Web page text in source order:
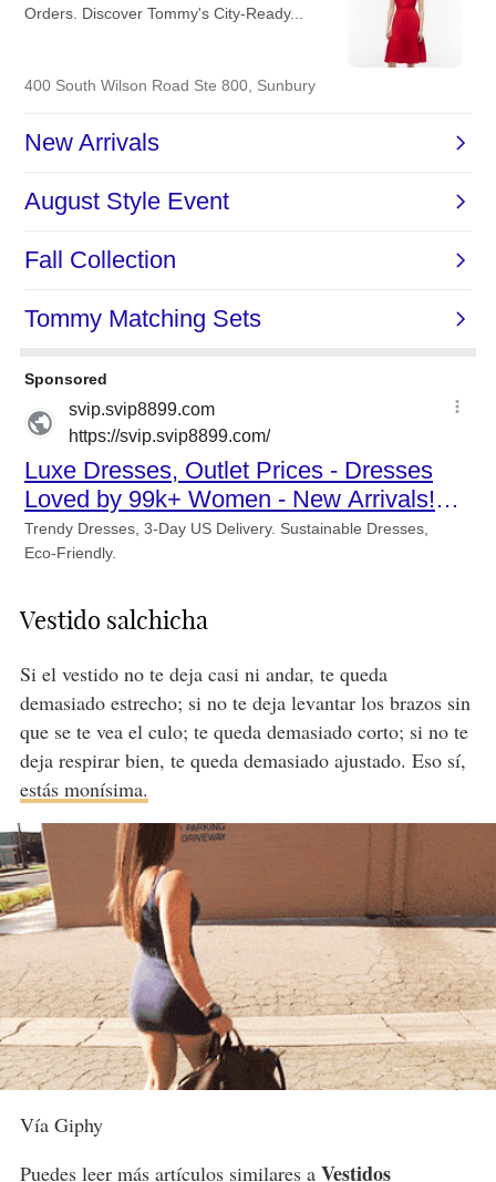
Vestido salchicha
Si el vestido no te deja casi ni andar, te queda
demasiado estrecho; si no te deja levantar los brazos sin
que se te vea el culo; te queda demasiado corto; si no te
deja respirar bien, te queda demasiado ajustado. Eso sí,
estás monísima.
Vía Giphy
Puedes leer más artículos similares a Vestidos